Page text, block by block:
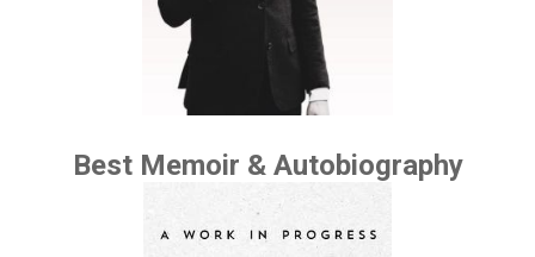
Best Memoir & Autobiography